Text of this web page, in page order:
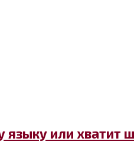
или хватит